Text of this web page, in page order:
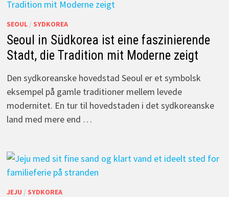
SEOUL/ SYDKOREA
Seoul in Südkorea ist eine faszinierende
Stadt, die Tradition mit Moderne zeigt
Den sydkoreanske hovedstad Seoul er et symbolsk
eksempel på gamle traditioner mellem levede
modernitet. En tur til hovedstaden i det sydkoreanske
land med mere end …
JEJU / SYDKOREA